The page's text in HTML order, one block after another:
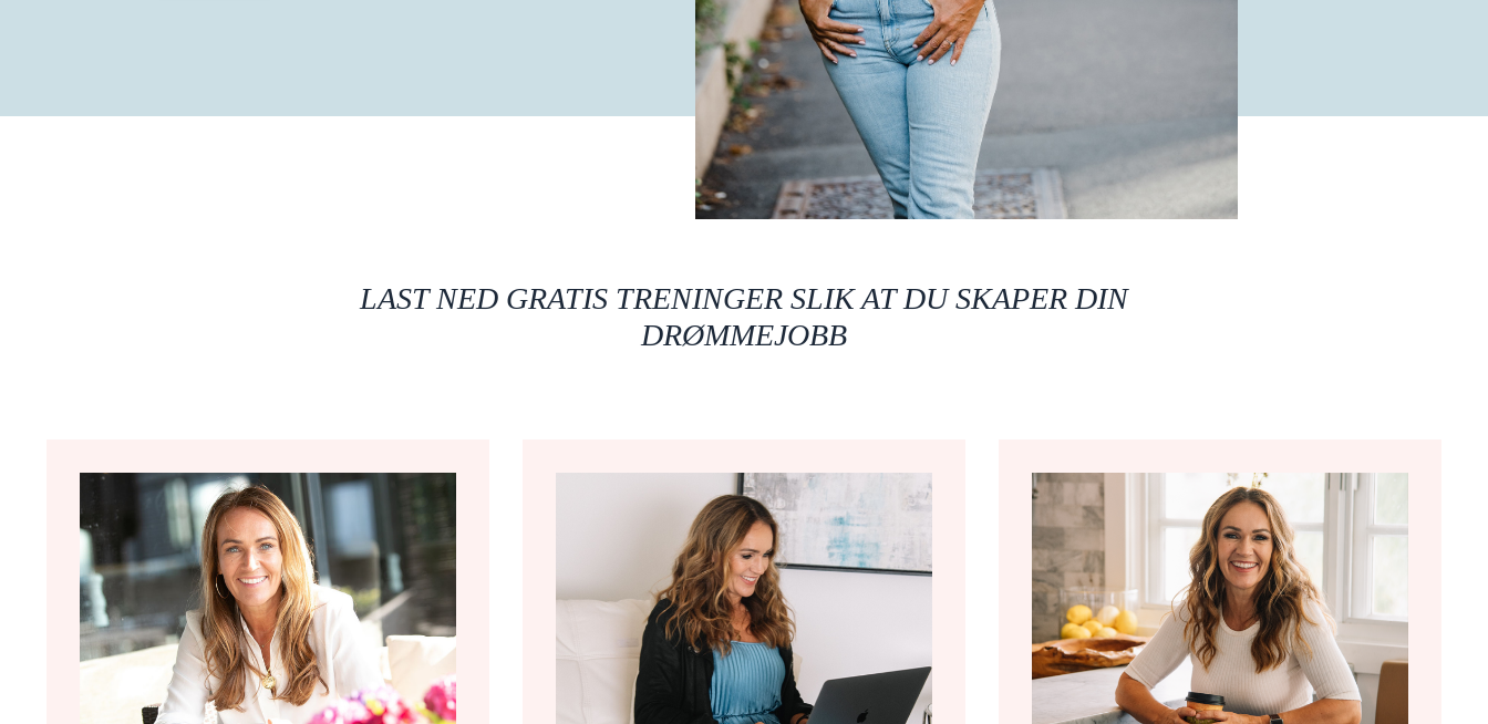
LAST NED GRATIS TRENINGER SLIK AT DU SKAPER DIN
DRØMMEJOBB